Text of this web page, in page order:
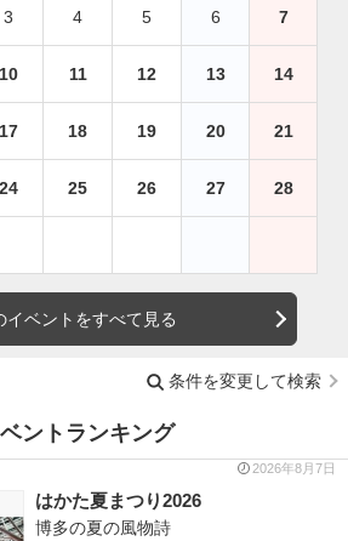
3 4 5 6 7
10 11 12 13 14
17 18 19 20 21
24 25 26 27 28
イベントをすべて見る
条件を変更して検索
ントランキング
2026年8月7日
はかた夏まつり2026
博多の夏の風物詩